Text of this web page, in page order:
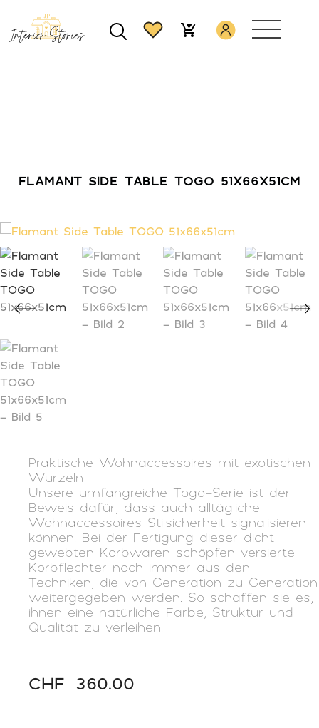
FLAMANT SIDE TABLE TOGO 51X66X51CM
Praktische Wohnaccessoires mit exotischen
Wurzeln
Unsere umfangreiche Togo-Serie ist der
Beweis dafür, dass auch alltägliche
Wohnaccessoires Stilsicherheit signalisieren
können. Bei der Fertigung dieser dicht
gewebten Korbwaren schöpfen versierte
Korbflechter noch immer aus den
Techniken, die von Generation zu Generation
weitergegeben werden. So schaffen sie es,
ihnen eine natürliche Farbe, Struktur und
Qualität zu verleihen.
CHF 360.00